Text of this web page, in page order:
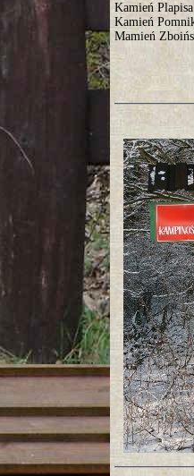
Kamień Plapisa
Kamień
Mamień